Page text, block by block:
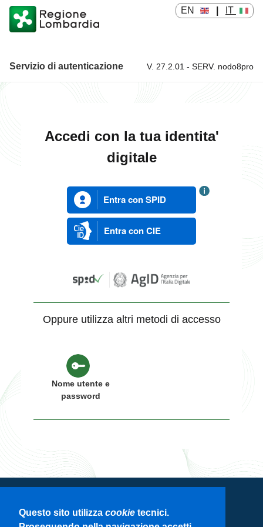
Questo sito utilizza cookie tecnici.
EN IT
Servizio di autenticazione Servizio di autenticazione
V. 27.2.01 - SERV. nodo8pro
Accedi con la tua identita'
digitale
Entra con SPID
Entra con CIE
Oppure utilizza altri metodi di accesso
Nome utente e
password
Servizio di autenticazione di Regione
Lombardia